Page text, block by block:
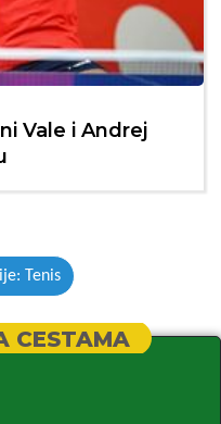
Vale i Andrej
Tenis
CESTAMA